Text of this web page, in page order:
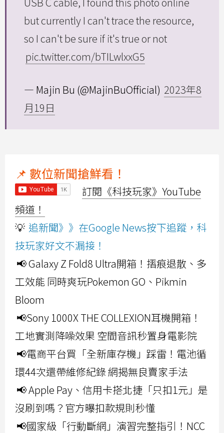
but currently I can't trace the resource,
so I can't be sure if it's true or not
pic.twitter.com/bTILwlxxG5
— Majin Bu (@MajinBuOfficial) 2023年8
月19日
📌 數位新聞搶鮮看！
訂閱《科技玩家》YouTube
頻道！
💡 追新聞》》在Google News按下追蹤，科
技玩家好文不漏接！
📢 Galaxy Z Fold8 Ultra開箱！摺痕退散、多
工效能 同時爽玩Pokemon GO、Pikmin
Bloom
📢Sony 1000X THE COLLEXION耳機開箱！
工地實測降噪效果 空間音訊秒置身電影院
📢電商平台買「全新庫存機」踩雷！電池循
環44次還帶維修紀錄 網揭無良賣家手法
📢 Apple Pay、信用卡搭北捷「只扣1元」是
沒刷到嗎？官方曝扣款規則秒懂
📢國家級「行動斷網」演習完整指引！NCC